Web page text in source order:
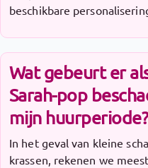
beschikbare
Wat gebeurt er
Sarah-pop
mijn huurperiode?
In het geval van kleine
krassen, rekenen we